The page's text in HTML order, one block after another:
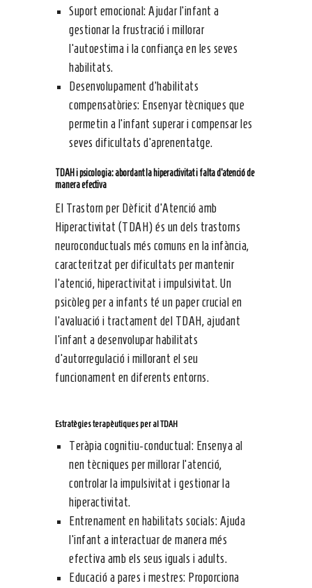
Suport emocional: Ajudar l’infant a
gestionar la frustració i millorar
l’autoestima i la confiança en les seves
habilitats.
Desenvolupament d’habilitats
compensatòries: Ensenyar tècniques que
permetin a l’infant superar i compensar les
seves dificultats d’aprenentatge.
TDAH i psicologia: abordant la hiperactivitat i falta d’atenció de
manera efectiva
El Trastorn per Dèficit d’Atenció amb
Hiperactivitat (TDAH) és un dels trastorns
neuroconductuals més comuns en la infància,
caracteritzat per dificultats per mantenir
l’atenció, hiperactivitat i impulsivitat. Un
psicòleg per a infants té un paper crucial en
l’avaluació i tractament del TDAH, ajudant
l’infant a desenvolupar habilitats
d’autorregulació i millorant el seu
funcionament en diferents entorns.
Estratègies terapèutiques per al TDAH
Teràpia cognitiu-conductual: Ensenya al
nen tècniques per millorar l’atenció,
controlar la impulsivitat i gestionar la
hiperactivitat.
Entrenament en habilitats socials: Ajuda
l’infant a interactuar de manera més
efectiva amb els seus iguals i adults.
Educació a pares i mestres: Proporciona